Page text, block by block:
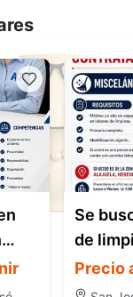
Se
de
San
Precio